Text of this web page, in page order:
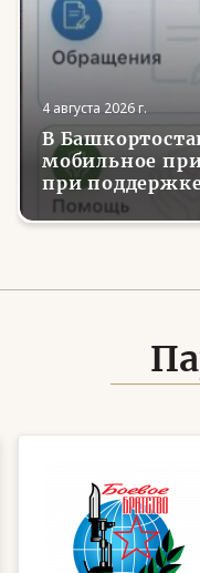
4 августа 2026 г.
В
мобильное
при
СВО